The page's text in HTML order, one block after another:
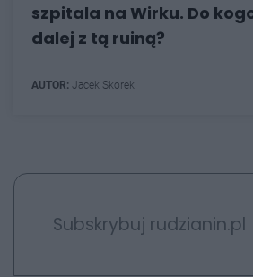
szpitala na Wirku. Do
dalej z tą ruiną?
AUTOR: Jacek Skorek
Subskrybuj rudzianin.pl